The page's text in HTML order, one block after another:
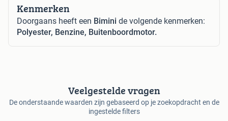
Kenmerken
Doorgaans heeft een Bimini de volgende kenmerken:
Polyester, Benzine, Buitenboordmotor.
Veelgestelde vragen
De onderstaande waarden zijn gebaseerd op je zoekopdracht en de
ingestelde filters